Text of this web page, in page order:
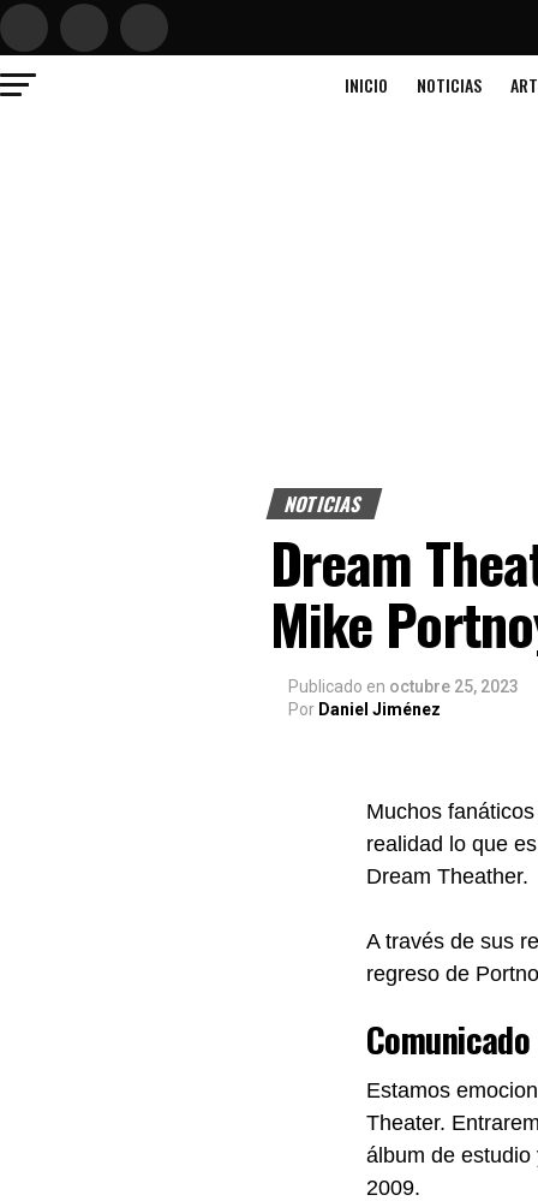
INICIO NOTICIAS
NOTICIAS
Dream
Mike
Publicado en octubre 25, 2023
Por Daniel Jiménez
Muchos
realidad lo que
Dream Theather.
A través de sus
regreso de
Estamos
Theater.
álbum de
2009.